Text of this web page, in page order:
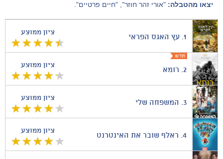
יצאו מהטבלה: "אורי זהר חוזר", "חיים פרטיים".
ציון ממוצע
1. עץ האגס הפראי
ציון ממוצע
2. רומא
ציון ממוצע
3. המשפחה שלי
ציון ממוצע
4. ראלף שובר את האינטרנט